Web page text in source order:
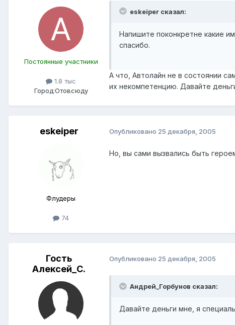
Постоянные участники
1.8 тыс
Город:Отовсюду
eskeiper сказал:
Напишите поконкретне какие
спасибо.
А что, Автолайн не в состоянии
их некомпетенцию. Давайте
eskeiper
Флудеры
74
Опубликовано 25 декабря, 2005
Но, вы сами вызвались быть
Гость
Алексей_С.
Опубликовано 25 декабря, 2005
Андрей_Горбунов сказал:
Давайте деньги мне, я